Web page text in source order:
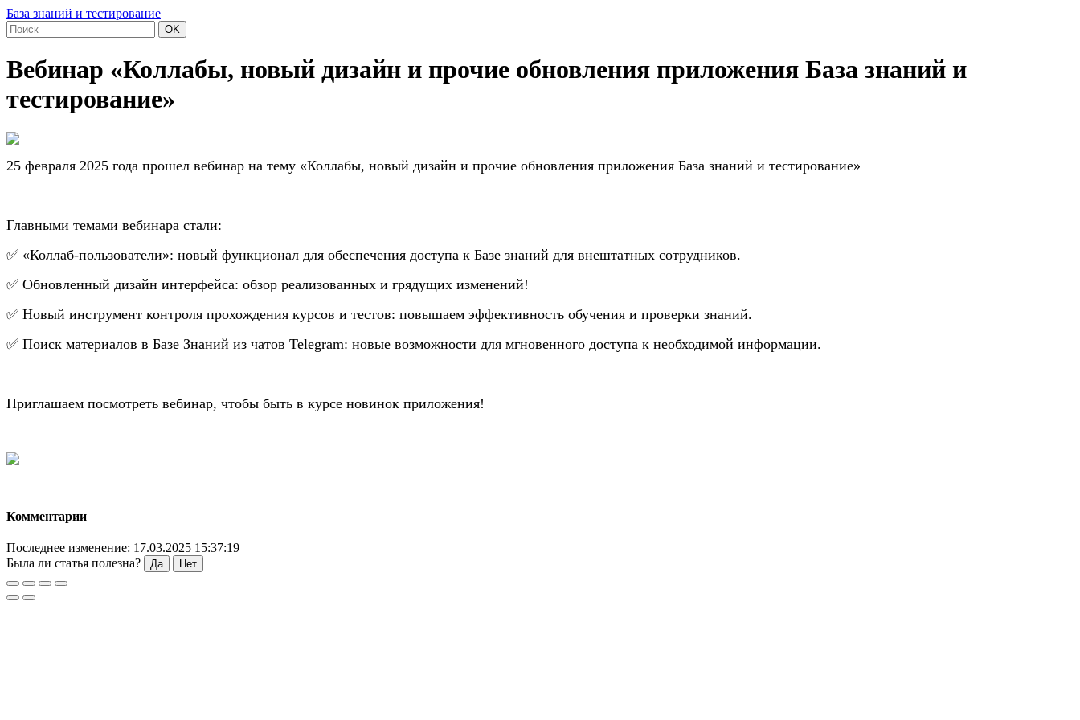
База знаний и тестирование
OK
Вебинар «Коллабы, новый дизайн и прочие обновления приложения База знаний и
тестирование»
25 февраля 2025 года прошел вебинар на тему «Коллабы, новый дизайн и прочие обновления приложения База знаний и тестирование»
Главными темами вебинара стали:
✅ «Коллаб-пользователи»: новый функционал для обеспечения доступа к Базе знаний для внештатных сотрудников.
✅ Обновленный дизайн интерфейса: обзор реализованных и грядущих изменений!
✅ Новый инструмент контроля прохождения курсов и тестов: повышаем эффективность обучения и проверки знаний.
✅ Поиск материалов в Базе Знаний из чатов Telegram: новые возможности для мгновенного доступа к необходимой информации.
Приглашаем посмотреть вебинар, чтобы быть в курсе новинок приложения!
Комментарии
Последнее изменение: 17.03.2025 15:37:19
Была ли статья полезна?
Да Нет